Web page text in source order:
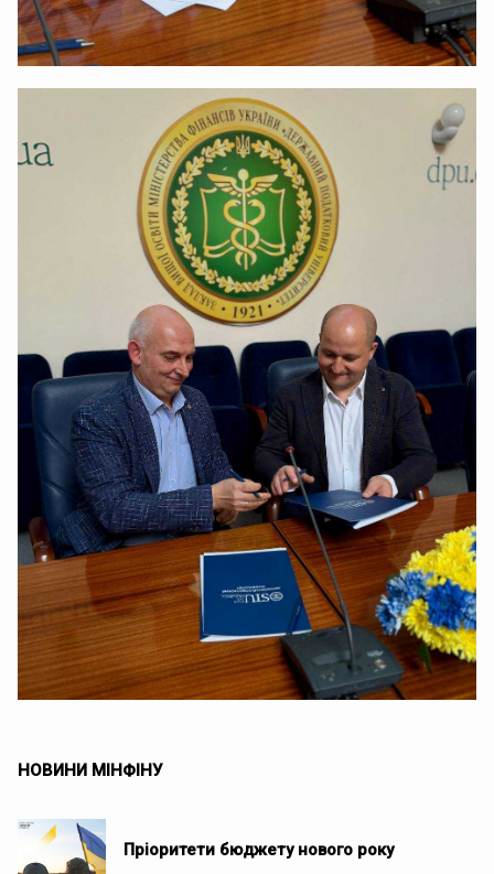
НОВИНИ МІНФІНУ
Пріоритети бюджету нового року